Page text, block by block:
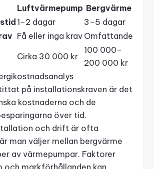
Luftvärmepump Bergvärme
1–2 dagar
3–5 dagar
Få eller inga krav Omfattande
Cirka 30 000 kr
100 000–
200 000 kr
på installationskraven är det
kostnaderna och de
över tid.
och drift är ofta
man väljer mellan bergvärme
av värmepumpar. Faktorer
och markförhållanden kan